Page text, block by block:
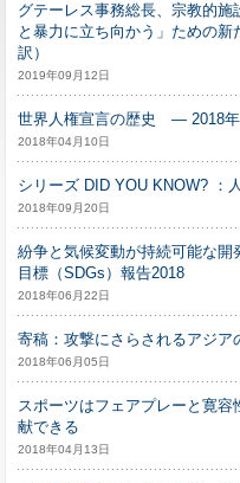
グテーレス事務総長、宗教的
と暴力に立ち向かう」ための
訳）
2019年09月12日
世界人権宣言の歴史 ― 2018
2018年04月10日
シリーズ DID YOU KNOW? ：
2018年09月20日
紛争と気候変動が持続可能な
目標（SDGs）報告2018
2018年06月22日
寄稿：攻撃にさらされるアジア
2018年06月05日
スポーツはフェアプレーと寛
献できる
2018年04月13日